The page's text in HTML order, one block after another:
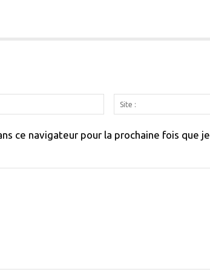
Email
:
ce navigateur pour la prochaine fois que je